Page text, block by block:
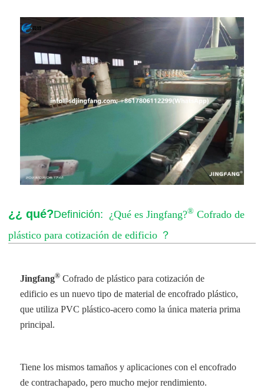
¿¿ qué?Definición: ¿Qué es Jingfang?® Cofrado de
plástico para cotización de edificio ？
Jingfang® Cofrado de plástico para cotización de
edificioes un nuevo tipo de material de encofrado plástico,
que utiliza PVC plástico-acero como la única materia prima
principal.
Tiene los mismos tamaños y aplicaciones con el encofrado
de contrachapado, pero mucho mejor rendimiento.